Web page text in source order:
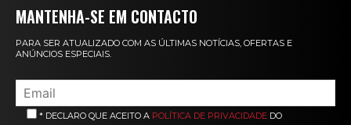
MANTENHA-SE EM CONTACTO
PARA SER ATUALIZADO COM AS ÚLTIMAS NOTÍCIAS, OFERTAS E
ANÚNCIOS ESPECIAIS.
* DECLARO QUE ACEITO A POLÍTICA DE PRIVACIDADE DO